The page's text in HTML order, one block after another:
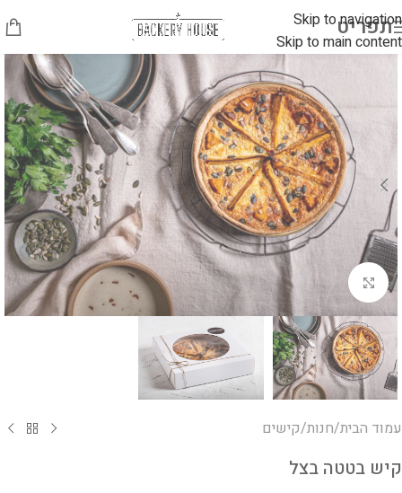
Skip to navigation
Skip to main content
תפריט
לחץ להגדלה
עמוד הבית/חנות/קישים
קיש בטטה בצל